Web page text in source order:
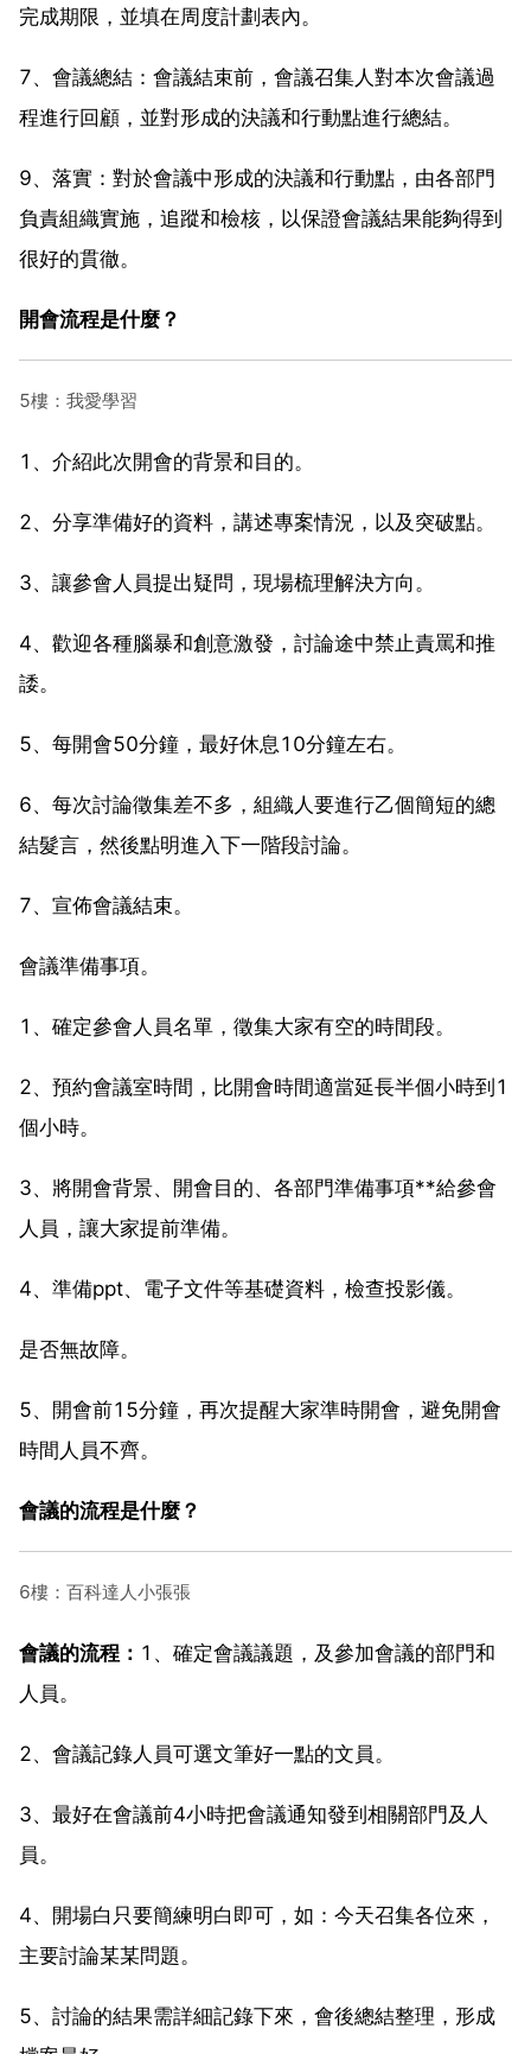
完成期限，並填在周度計劃表內。
7、會議總結：會議結束前，會議召集人對本次會議過
程進行回顧，並對形成的決議和行動點進行總結。
9、落實：對於會議中形成的決議和行動點，由各部門
負責組織實施，追蹤和檢核，以保證會議結果能夠得到
很好的貫徹。
開會流程是什麼？
5樓：我愛學習
1、介紹此次開會的背景和目的。
2、分享準備好的資料，講述專案情況，以及突破點。
3、讓參會人員提出疑問，現場梳理解決方向。
4、歡迎各種腦暴和創意激發，討論途中禁止責罵和推
諉。
5、每開會50分鐘，最好休息10分鐘左右。
6、每次討論徵集差不多，組織人要進行乙個簡短的總
結髮言，然後點明進入下一階段討論。
7、宣佈會議結束。
會議準備事項。
1、確定參會人員名單，徵集大家有空的時間段。
2、預約會議室時間，比開會時間適當延長半個小時到1
個小時。
3、將開會背景、開會目的、各部門準備事項**給參會
人員，讓大家提前準備。
4、準備ppt、電子文件等基礎資料，檢查投影儀。
是否無故障。
5、開會前15分鐘，再次提醒大家準時開會，避免開會
時間人員不齊。
會議的流程是什麼？
6樓：百科達人小張張
會議的流程： 1、確定會議議題，及參加會議的部門和
人員。
2、會議記錄人員可選文筆好一點的文員。
3、最好在會議前4小時把會議通知發到相關部門及人
員。
4、開場白只要簡練明白即可，如：今天召集各位來，
主要討論某某問題。
5、討論的結果需詳細記錄下來，會後總結整理，形成